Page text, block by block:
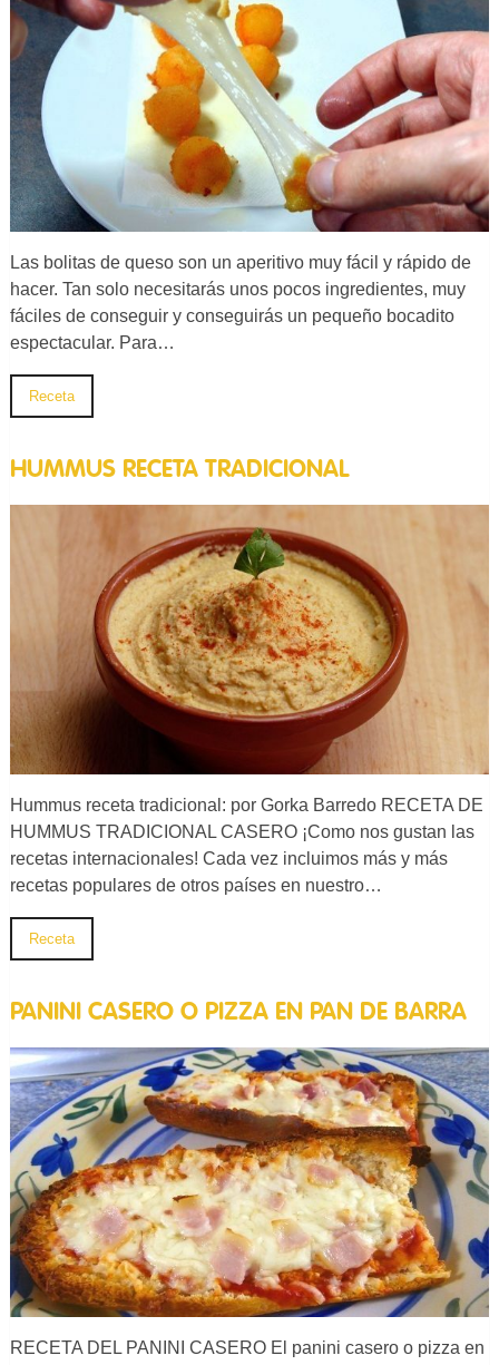
Las bolitas de queso son un aperitivo muy fácil y rápido de
hacer. Tan solo necesitarás unos pocos ingredientes, muy
fáciles de conseguir y conseguirás un pequeño bocadito
espectacular. Para…
Receta
HUMMUS RECETA TRADICIONAL
Hummus receta tradicional: por Gorka Barredo RECETA DE
HUMMUS TRADICIONAL CASERO ¡Como nos gustan las
recetas internacionales! Cada vez incluimos más y más
recetas populares de otros países en nuestro…
Receta
PANINI CASERO O PIZZA EN PAN DE BARRA
RECETA DEL PANINI CASERO El panini casero o pizza en